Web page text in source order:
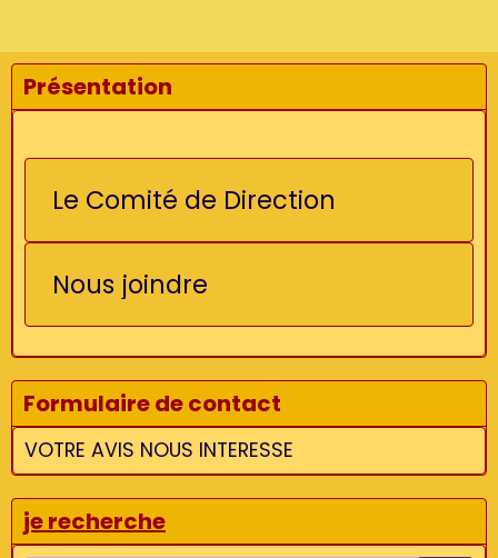
Présentation
Le Comité de Direction
Nous joindre
Formulaire de contact
VOTRE AVIS NOUS INTERESSE
je recherche